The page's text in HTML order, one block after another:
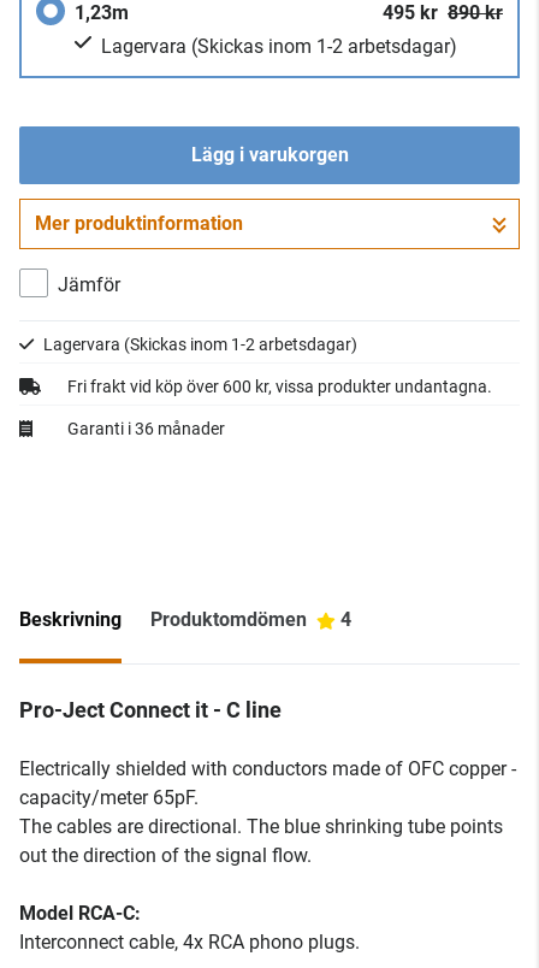
1,23m 495 kr 890 kr
Lagervara (Skickas inom 1-2 arbetsdagar)
Lägg i varukorgen
Gå till kassan
Mer produktinformation
Jämför
Lagervara (Skickas inom 1-2 arbetsdagar)
Fri frakt vid köp över 600 kr, vissa produkter undantagna.
Garanti i 36 månader
Beskrivning Produktomdömen 4
Pro-Ject Connect it - C line
Electrically shielded with conductors made of OFC copper -
capacity/meter 65pF.
The cables are directional. The blue shrinking tube points
out the direction of the signal flow.
Model RCA-C:
Interconnect cable, 4x RCA phono plugs.